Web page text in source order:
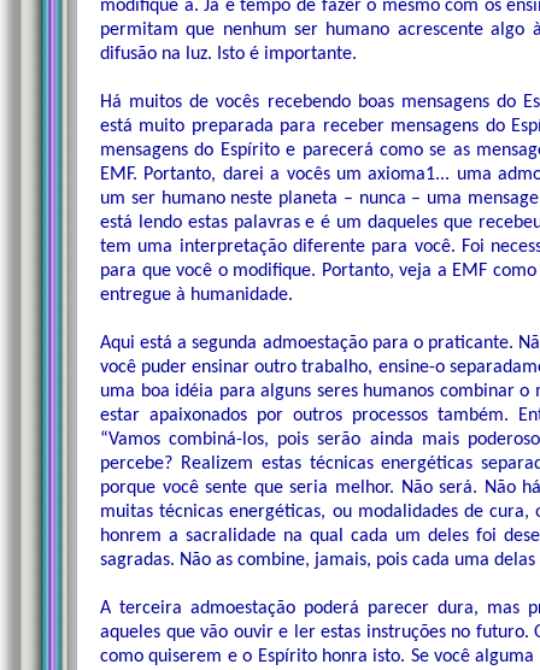
modifique a. Já é tempo de fazer o mesmo com os
permitam que nenhum ser humano acrescente algo
difusão na luz. Isto é importante.
Há muitos de vocês recebendo boas mensagens do
está muito preparada para receber mensagens do
mensagens do Espírito e parecerá como se as
EMF. Portanto, darei a vocês um axioma1... uma
um ser humano neste planeta – nunca – uma
está lendo estas palavras e é um daqueles que
tem uma interpretação diferente para você. Foi
para que você o modifique. Portanto, veja a EMF
entregue à humanidade.
Aqui está a segunda admoestação para o praticante.
você puder ensinar outro trabalho, ensine-o
uma boa idéia para alguns seres humanos combinar
estar apaixonados por outros processos também.
“Vamos combiná-los, pois serão ainda mais
percebe? Realizem estas técnicas energéticas
porque você sente que seria melhor. Não será. Não
muitas técnicas energéticas, ou modalidades de
honrem a sacralidade na qual cada um deles foi
sagradas. Não as combine, jamais, pois cada uma
A terceira admoestação poderá parecer dura, mas
aqueles que vão ouvir e ler estas instruções no
como quiserem e o Espírito honra isto. Se você